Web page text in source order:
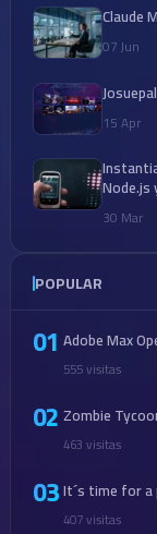
Claude
07 Jun
15 Apr
Node.js
30 Mar
POPULAR
01 Adobe Max
555 visitas
02Zombie
463 visitas
03It´s time for
407 visitas